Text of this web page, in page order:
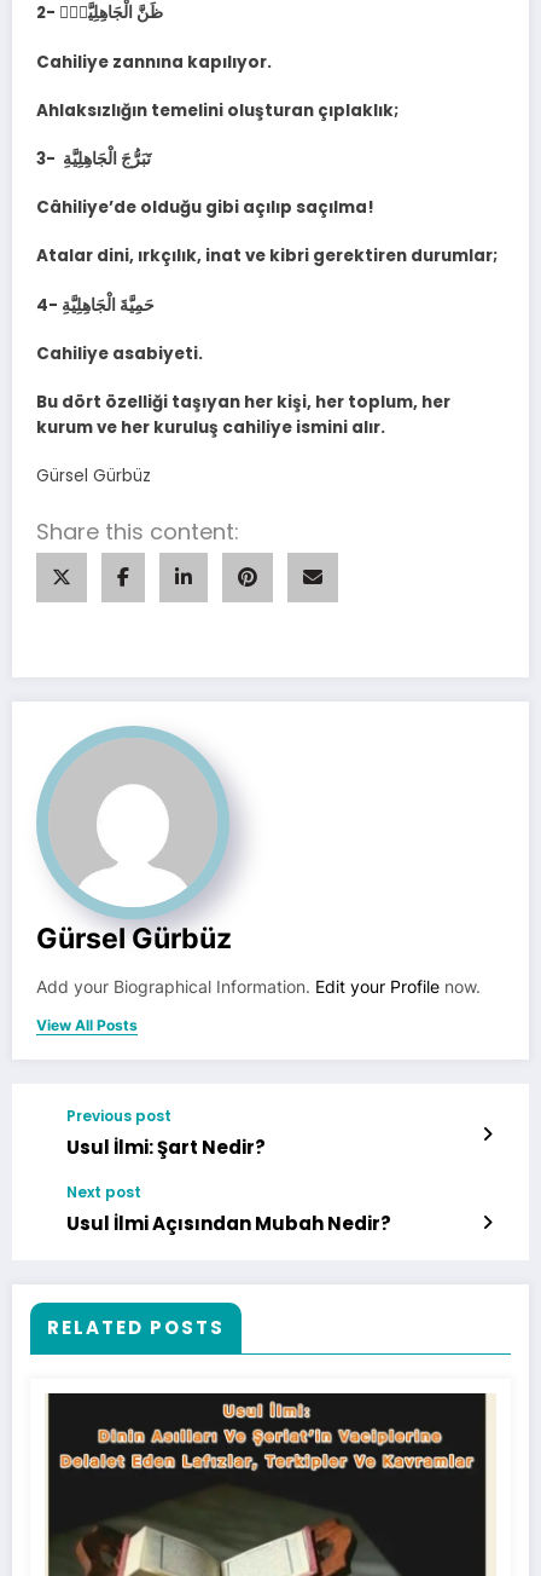
2- ظَنَّ الْجَاهِلِيَّةِۜ
Cahiliye zannına kapılıyor.
Ahlaksızlığın temelini oluşturan çıplaklık;
3- تَبَرُّجَ الْجَاهِلِيَّةِ
Câhiliye’de olduğu gibi açılıp saçılma!
Atalar dini, ırkçılık, inat ve kibri gerektiren durumlar;
4- حَمِيَّةَ الْجَاهِلِيَّةِ
Cahiliye asabiyeti.
Bu dört özelliği taşıyan her kişi, her toplum, her
kurum ve her kuruluş cahiliye ismini alır.
Gürsel Gürbüz
Share this content:
Gürsel Gürbüz
Add your Biographical Information. Edit your Profile now.
View All Posts
Previous post
Usul İlmi: Şart Nedir?
Next post
Usul İlmi Açısından Mubah Nedir?
RELATED POSTS